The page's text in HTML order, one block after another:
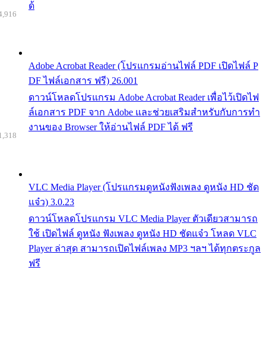
ด้
Adobe Acrobat Reader (โปรแกรมอ่านไฟล์ PDF เปิดไฟล์ P
DF ไฟล์เอกสาร ฟรี) 26.001
ดาวน์โหลดโปรแกรม Adobe Acrobat Reader เพื่อไว้เปิดไฟ
ล์เอกสาร PDF จาก Adobe และช่วยเสริมสำหรับกับการทำ
งานของ Browser ให้อ่านไฟล์ PDF ได้ ฟรี
VLC Media Player (โปรแกรมดูหนังฟังเพลง ดูหนัง HD ชัด
แจ๋ว) 3.0.23
ดาวน์โหลดโปรแกรม VLC Media Player ตัวเดียวสามารถ
ใช้ เปิดไฟล์ ดูหนัง ฟังเพลง ดูหนัง HD ชัดแจ๋ว โหลด VLC
Player ล่าสุด สามารถเปิดไฟล์เพลง MP3 ฯลฯ ได้ทุกตระกูล
ฟรี